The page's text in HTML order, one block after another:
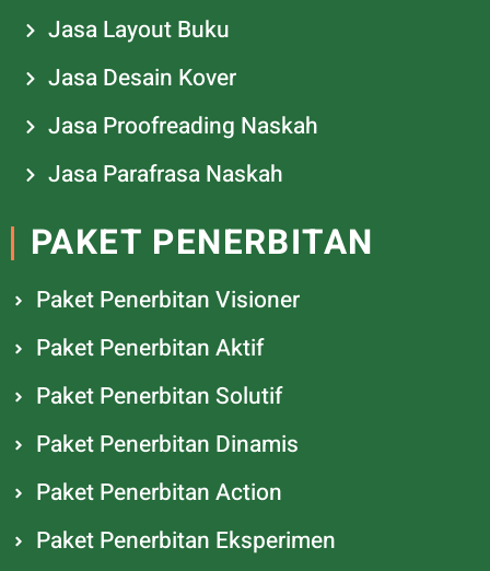
Jasa Layout Buku
Jasa Desain Kover
Jasa Proofreading Naskah
Jasa Parafrasa Naskah
PAKET PENERBITAN
Paket Penerbitan Visioner
Paket Penerbitan Aktif
Paket Penerbitan Solutif
Paket Penerbitan Dinamis
Paket Penerbitan Action
Paket Penerbitan Eksperimen